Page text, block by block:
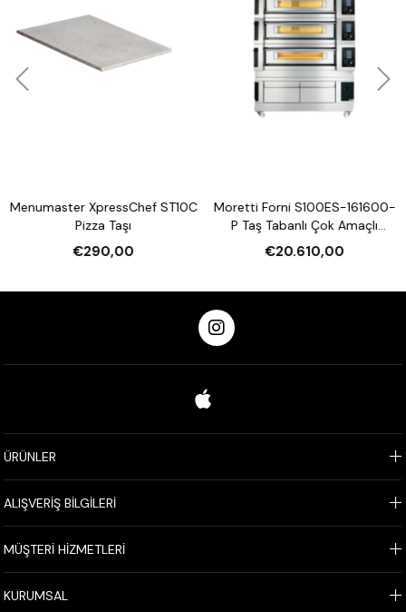
Ağırlık: 537 kg
Menumaster XpressChef ST10C
Pizza Taşı
€290,00
Moretti Forni S100ES-161600-
P Taş Tabanlı Çok Amaçlı
Elektrikli Katlı Fırın (Buharlı,
Mayalandırmalı)
€20.610,00
ÜRÜNLER
ALIŞVERİŞ BİLGİLERİ
MÜŞTERİ HİZMETLERİ
KURUMSAL